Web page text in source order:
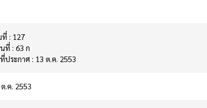
ที่ : 127
ที่ : 63 ก
ประกาศ : 13 ต.ค. 2553
.ค. 2553